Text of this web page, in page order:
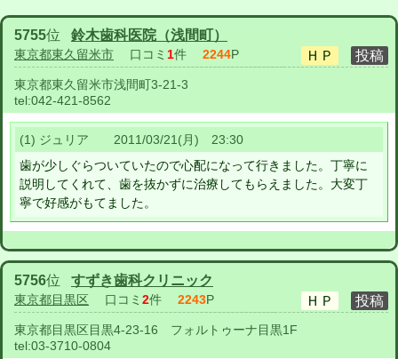
5755位 鈴木歯科医院（浅間町）
東京都東久留米市 口コミ 1件 2244P
東京都東久留米市浅間町3-21-3
tel:042-421-8562
(1) ジュリア 2011/03/21(月) 23:30
歯が少しぐらついていたので心配になって行きました。丁寧に
説明してくれて、歯を抜かずに治療してもらえました。大変丁
寧で好感がもてました。
5756位 すずき歯科クリニック
東京都目黒区 口コミ 2件 2243P
東京都目黒区目黒4-23-16 フォルトゥーナ目黒1F
tel:03-3710-0804